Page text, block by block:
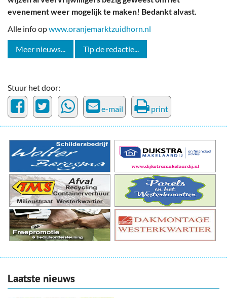
evenement weer mogelijk te maken! Bedankt alvast.
Alle info opwww.oranjemarktzuidhorn.nl
Meer nieuws... Tip de redactie...
Stuur het door:
e-mail print
Laatste nieuws